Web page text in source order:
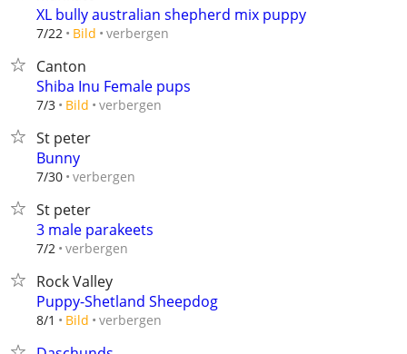
XL bully australian shepherd mix puppy
7/22 Bild verbergen
Canton
Shiba Inu Female pups
7/3 Bild verbergen
St peter
Bunny
7/30 verbergen
St peter
3 male parakeets
7/2 verbergen
Rock Valley
Puppy-Shetland Sheepdog
8/1 Bild verbergen